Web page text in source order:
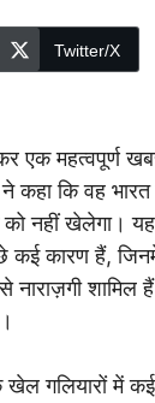
Twitter/X
एक महत्वपूर्ण
ने कहा कि वह
को नहीं खेलेगा।
कारण हैं, जिनमें
नाराज़गी
खेल गलियारों में